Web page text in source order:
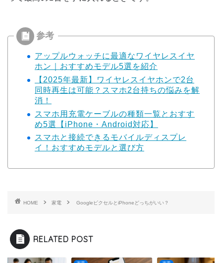
アップルウォッチに最適なワイヤレスイヤ
ホン｜おすすめモデル5選を紹介
【2025年最新】ワイヤレスイヤホンで2台
同時再生は可能？スマホ2台持ちの悩みを解
消！
スマホ用充電ケーブルの種類一覧とおすす
め5選【iPhone・Android対応】
スマホと接続できるモバイルディスプレ
イ！おすすめモデルと選び方
HOME 家電 GoogleピクセルとiPhoneどっちがいい？
RELATED POST